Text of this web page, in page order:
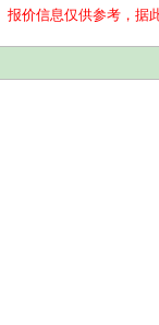
报价信息仅供参考，据